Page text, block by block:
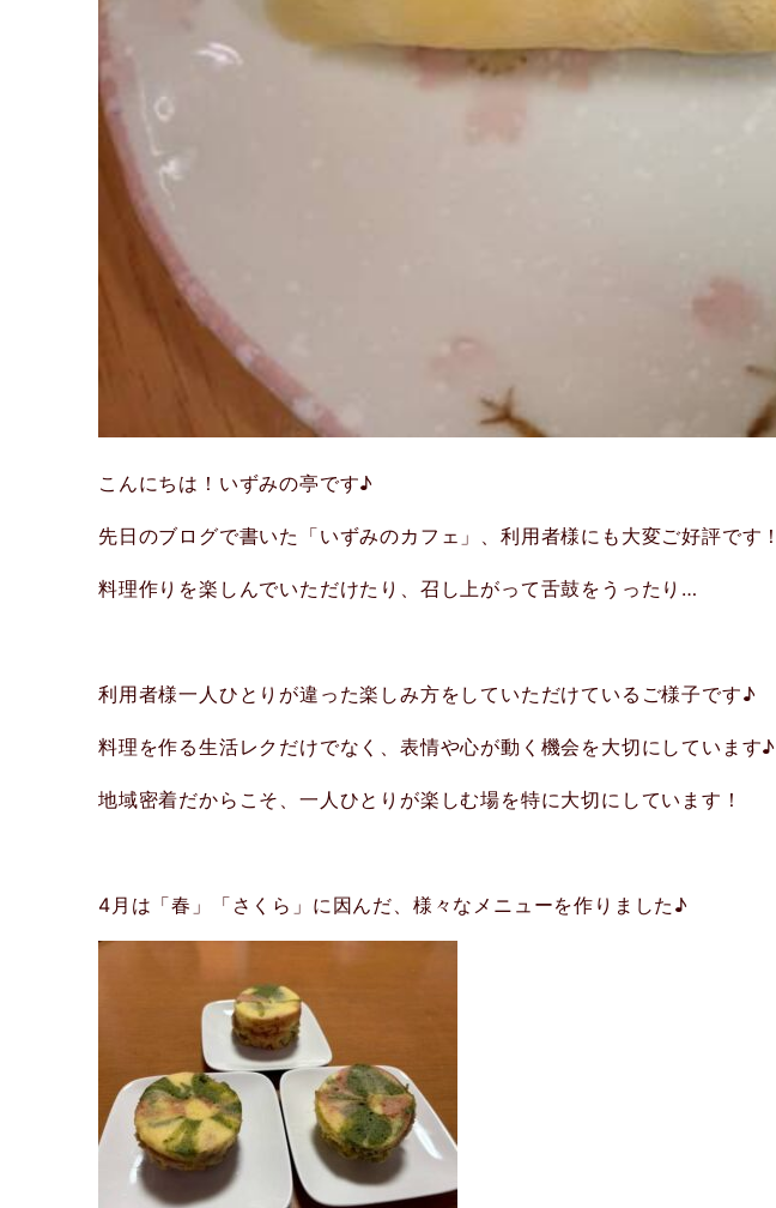
こんにちは！いずみの亭です♪
先日のブログで書いた「いずみのカフェ」、利用者様にも大変ご好評です！
料理作りを楽しんでいただけたり、召し上がって舌鼓をうったり…
利用者様一人ひとりが違った楽しみ方をしていただけているご様子です♪
料理を作る生活レクだけでなく、表情や心が動く機会を大切にしています♪
地域密着だからこそ、一人ひとりが楽しむ場を特に大切にしています！
4月は「春」「さくら」に因んだ、様々なメニューを作りました♪